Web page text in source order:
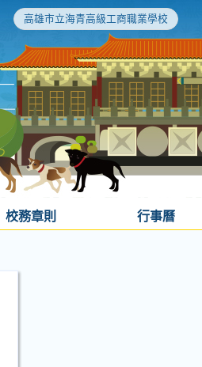
高雄市立海青高級工商職業學校
校務章則 行事曆